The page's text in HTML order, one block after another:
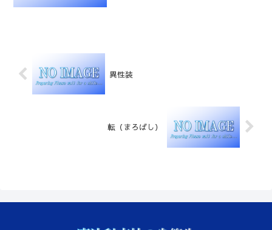
異性装
転（まろばし）